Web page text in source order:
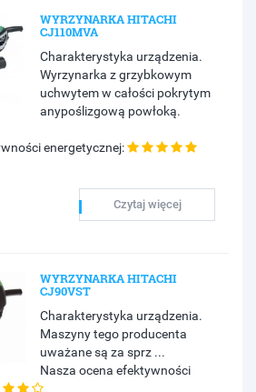
WYRZYNARKA HITACHI
CJ110MVA
Charakterystyka urządzenia.
Wyrzynarka z grzybkowym
uchwytem w całości pokrytym
anypoślizgową powłoką.
energetycznej:
Czytaj więcej
WYRZYNARKA HITACHI
CJ90VST
Charakterystyka urządzenia.
Maszyny tego producenta
uważane są za sprz ...
Nasza ocena efektywności